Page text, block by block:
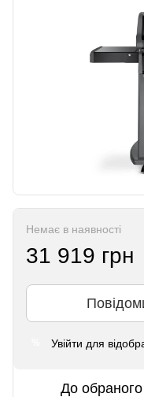
Немає в наявності
31 919 грн
Увійти для
До обраного